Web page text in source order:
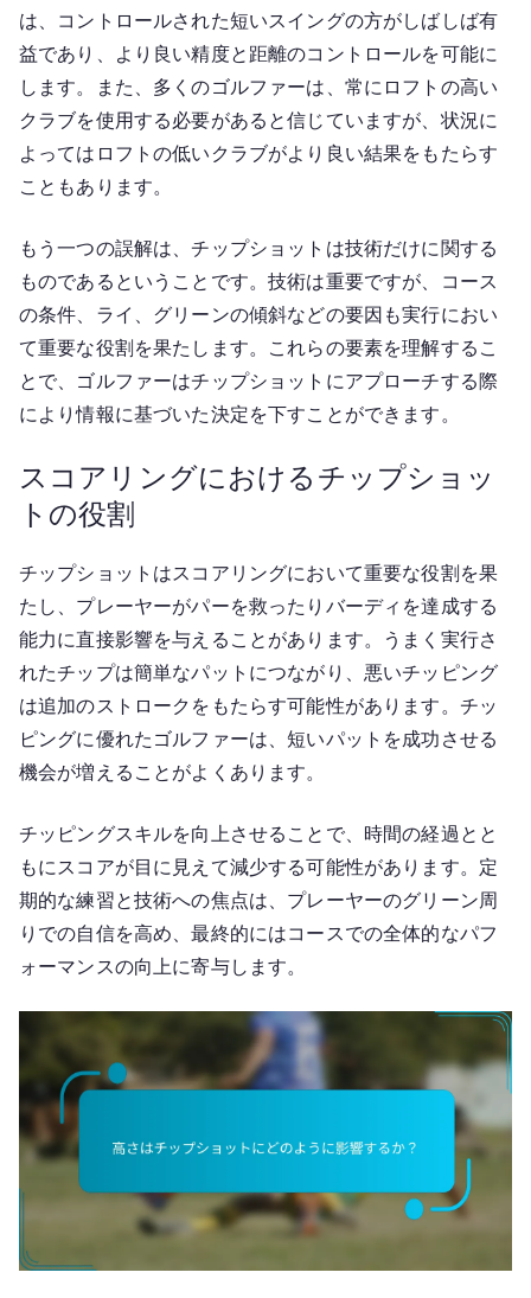
は、コントロールされた短いスイングの方がしばしば有
益であり、より良い精度と距離のコントロールを可能に
します。また、多くのゴルファーは、常にロフトの高い
クラブを使用する必要があると信じていますが、状況に
よってはロフトの低いクラブがより良い結果をもたらす
こともあります。
もう一つの誤解は、チップショットは技術だけに関する
ものであるということです。技術は重要ですが、コース
の条件、ライ、グリーンの傾斜などの要因も実行におい
て重要な役割を果たします。これらの要素を理解するこ
とで、ゴルファーはチップショットにアプローチする際
により情報に基づいた決定を下すことができます。
スコアリングにおけるチップショッ
トの役割
チップショットはスコアリングにおいて重要な役割を果
たし、プレーヤーがパーを救ったりバーディを達成する
能力に直接影響を与えることがあります。うまく実行さ
れたチップは簡単なパットにつながり、悪いチッピング
は追加のストロークをもたらす可能性があります。チッ
ピングに優れたゴルファーは、短いパットを成功させる
機会が増えることがよくあります。
チッピングスキルを向上させることで、時間の経過とと
もにスコアが目に見えて減少する可能性があります。定
期的な練習と技術への焦点は、プレーヤーのグリーン周
りでの自信を高め、最終的にはコースでの全体的なパフ
ォーマンスの向上に寄与します。